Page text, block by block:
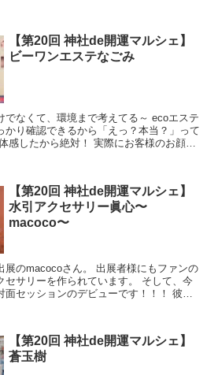
【第20回 神社de開運マルシェ】
ビーワンエステなごみ
でなくて、環境まで考えてる～ ecoエステ
かり確認できるから「えっ？本当？」って
感したから絶対！ 実際にお客様のお顔が
【第20回 神社de開運マルシェ】
水引アクセサリー眞心〜
macoco〜
展のmacocoさん。 出展者様にもファンの
セサリーを作られています。 そして、今
セッションのデビューです！！！ 彼女
【第20回 神社de開運マルシェ】
蒼玉樹